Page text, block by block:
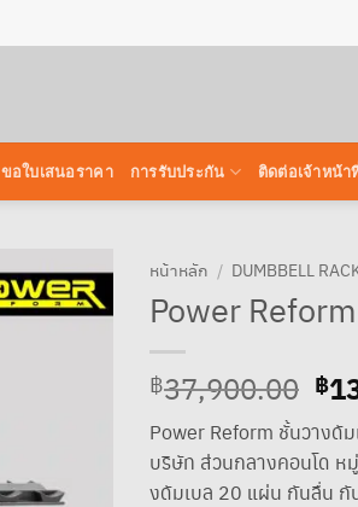
ขอใบเสนอราคา การรับประกัน ติดต่อเจ้าหน้า
หน้าหลัก / DUMBBELL
Power
฿37,900.00
฿
฿
Power Reform ชั้นวางดั
บริษัท ส่วนกลางคอนโด ห
งดัมเบล 20 แผ่น กันลื่น